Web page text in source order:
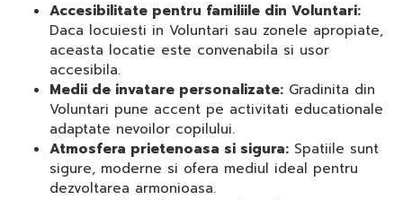
Accesibilitate pentru familiile din Voluntari:
Daca locuiesti in Voluntari sau zonele apropiate,
aceasta locatie este convenabila si usor
accesibila.
Medii de invatare personalizate: Gradinita din
Voluntari pune accent pe activitati educationale
adaptate nevoilor copilului.
Atmosfera prietenoasa si sigura: Spatiile sunt
sigure, moderne si ofera mediul ideal pentru
dezvoltarea armonioasa.